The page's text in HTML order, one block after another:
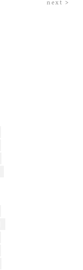
next >